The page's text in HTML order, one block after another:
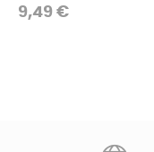
Precio
9,49 €